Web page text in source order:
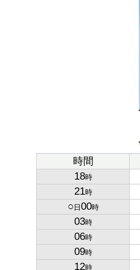
時間
18時
21時
○ 日 00時
03時
06時
09時
12時